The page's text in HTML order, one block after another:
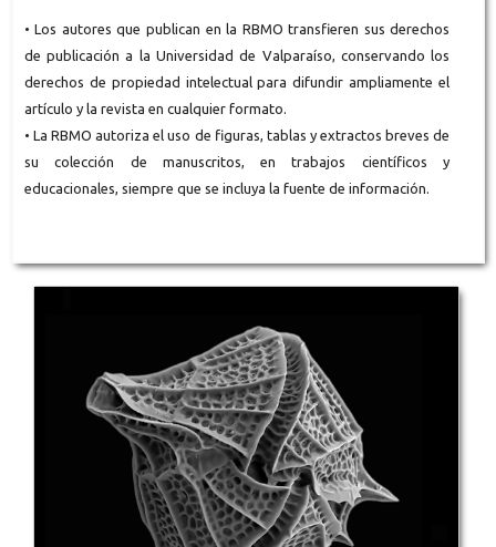
• Los autores que publican en la RBMO transfieren sus derechos
de publicación a la Universidad de Valparaíso, conservando los
derechos de propiedad intelectual para difundir ampliamente el
artículo y la revista en cualquier formato.
• La RBMO autoriza el uso de figuras, tablas y extractos breves de
su colección de manuscritos, en trabajos científicos y
educacionales, siempre que se incluya la fuente de información.